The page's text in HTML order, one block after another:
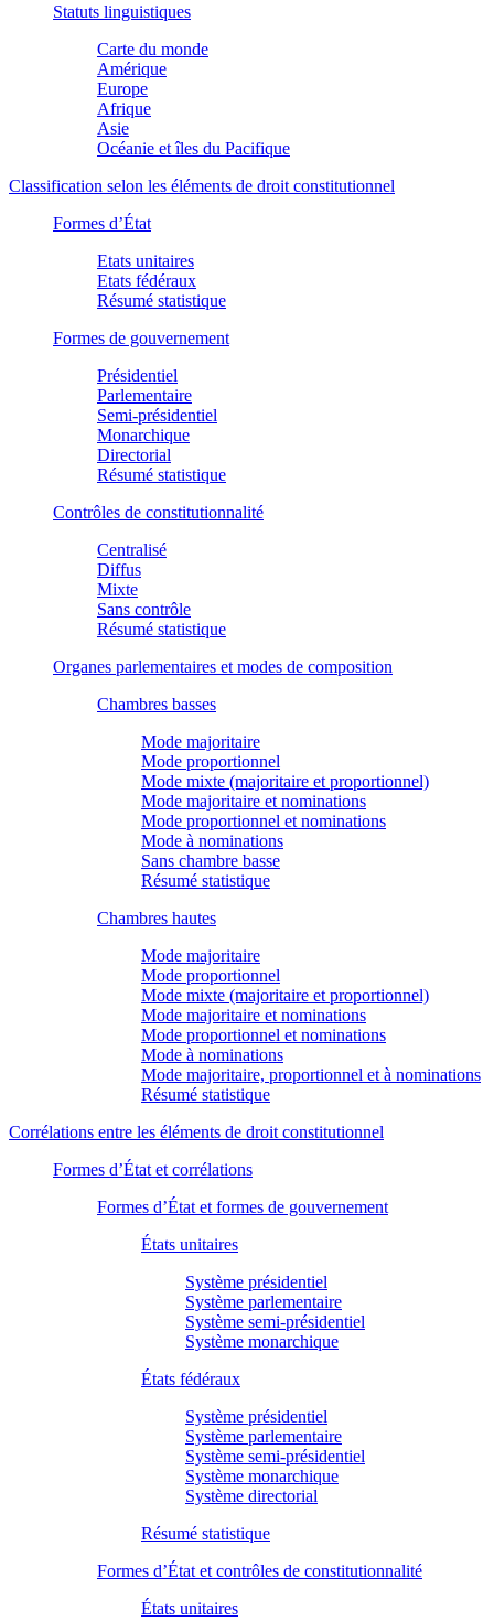
Statuts linguistiques
Carte du monde
Amérique
Europe
Afrique
Asie
Océanie et îles du Pacifique
Classification selon les éléments de droit constitutionnel
Formes d’État
Etats unitaires
Etats fédéraux
Résumé statistique
Formes de gouvernement
Présidentiel
Parlementaire
Semi-présidentiel
Monarchique
Directorial
Résumé statistique
Contrôles de constitutionnalité
Centralisé
Diffus
Mixte
Sans contrôle
Résumé statistique
Organes parlementaires et modes de composition
Chambres basses
Mode majoritaire
Mode proportionnel
Mode mixte (majoritaire et proportionnel)
Mode majoritaire et nominations
Mode proportionnel et nominations
Mode à nominations
Sans chambre basse
Résumé statistique
Chambres hautes
Mode majoritaire
Mode proportionnel
Mode mixte (majoritaire et proportionnel)
Mode majoritaire et nominations
Mode proportionnel et nominations
Mode à nominations
Mode majoritaire, proportionnel et à nominations
Résumé statistique
Corrélations entre les éléments de droit constitutionnel
Formes d’État et corrélations
Formes d’État et formes de gouvernement
États unitaires
Système présidentiel
Système parlementaire
Système semi-présidentiel
Système monarchique
États fédéraux
Système présidentiel
Système parlementaire
Système semi-présidentiel
Système monarchique
Système directorial
Résumé statistique
Formes d’État et contrôles de constitutionnalité
États unitaires